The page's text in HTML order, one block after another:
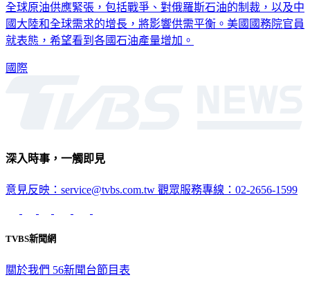
全球原油供應緊張，包括戰爭、對俄羅斯石油的制裁，以及中
國大陸和全球需求的增長，將影響供需平衡。美國國務院官員
就表態，希望看到各國石油產量增加。
國際
深入時事，一觸即見
意見反映：service@tvbs.com.tw 觀眾服務專線：02-2656-1599
TVBS新聞網
關於我們 56新聞台節目表